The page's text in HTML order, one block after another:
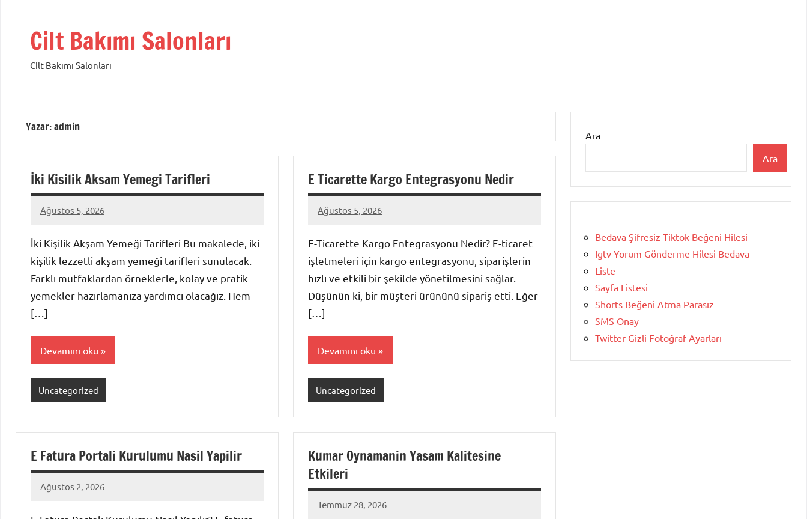
Cilt Bakımı Salonları
Cilt Bakımı Salonları
Yazar:admin
İki Kisilik Aksam Yemegi Tarifleri
Ağustos 5, 2026
admin
Yorum
İki Kişilik Akşam Yemeği Tarifleri Bu makalede, iki
kişilik lezzetli akşam yemeği tarifleri sunulacak.
Farklı mutfaklardan örneklerle, kolay ve pratik
yemekler hazırlamanıza yardımcı olacağız. Hem
[…]
Devamını oku
Uncategorized
E Ticarette Kargo Entegrasyonu Nedir
Ağustos 5, 2026
admin
Yorum
E-Ticarette Kargo Entegrasyonu Nedir? E-ticaret
işletmeleri için kargo entegrasyonu, siparişlerin
hızlı ve etkili bir şekilde yönetilmesini sağlar.
Düşünün ki, bir müşteri ürününü sipariş etti. Eğer
[…]
Devamını oku
Uncategorized
E Fatura Portali Kurulumu Nasil Yapilir
Ağustos 2, 2026
admin
Yorum
Kumar Oynamanin Yasam Kalitesine
Etkileri
Temmuz 28, 2026
admin
Yorum
Ara
Ara
Bedava Şifresiz Tiktok Beğeni Hilesi
Igtv Yorum Gönderme Hilesi Bedava
Liste
Sayfa Listesi
Shorts Beğeni Atma Parasız
SMS Onay
Twitter Gizli Fotoğraf Ayarları